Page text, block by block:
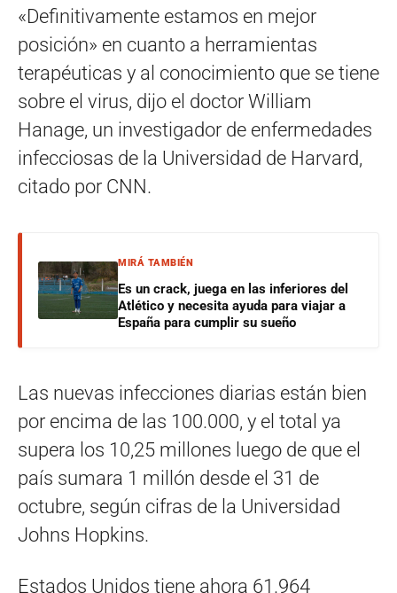
«Definitivamente estamos en mejor
posición» en cuanto a herramientas
terapéuticas y al conocimiento que se tiene
sobre el virus, dijo el doctor William
Hanage, un investigador de enfermedades
infecciosas de la Universidad de Harvard,
citado por CNN.
MIRÁ TAMBIÉN
Es un crack, juega en las inferiores del
Atlético y necesita ayuda para viajar a
España para cumplir su sueño
Las nuevas infecciones diarias están bien
por encima de las 100.000, y el total ya
supera los 10,25 millones luego de que el
país sumara 1 millón desde el 31 de
octubre, según cifras de la Universidad
Johns Hopkins.
Estados Unidos tiene ahora 61.964